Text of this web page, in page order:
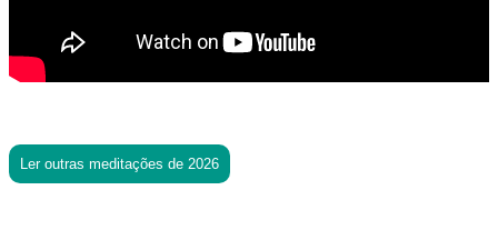
Ler outras meditações de 2026